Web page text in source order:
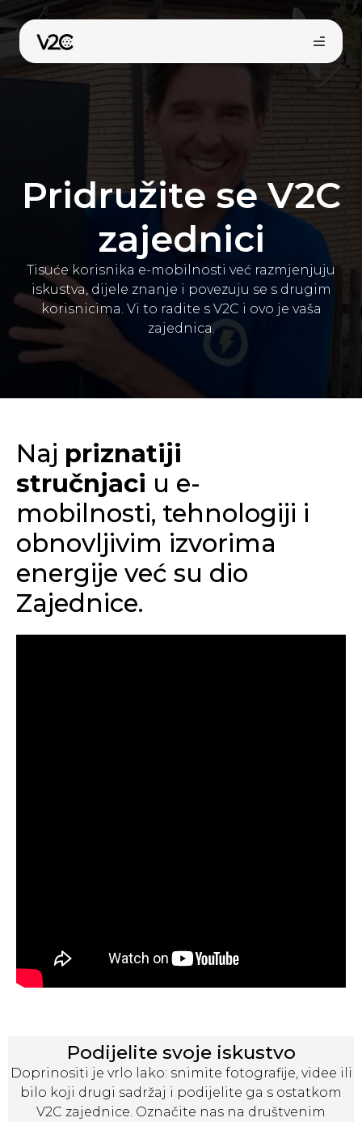
Preskoči
na
sadržaj
Kupi online
Pridružite se V2C
zajednici
Tisuće korisnika e-mobilnosti već razmjenjuju
iskustva, dijele znanje i povezuju se s drugim
korisnicima. Vi to radite s V2C i ovo je vaša
zajednica.
Naj priznatiji
stručnjaci u e-
mobilnosti, tehnologiji i
obnovljivim izvorima
energije već su dio
Zajednice.
Podijelite svoje iskustvo
Doprinositi je vrlo lako: snimite fotografije, videe ili
bilo koji drugi sadržaj i podijelite ga s ostatkom
V2C zajednice. Označite nas na društvenim